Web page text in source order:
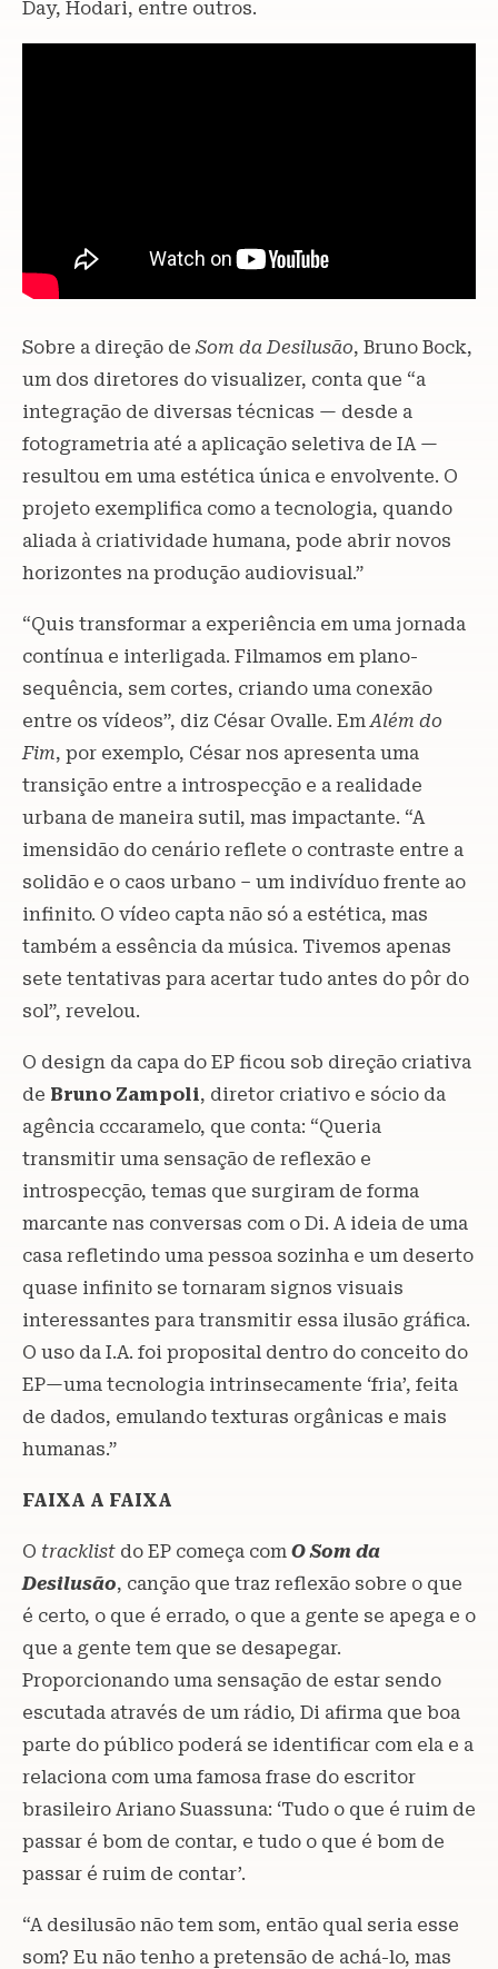
Day, Hodari, entre outros.
Sobre a direção de Som da Desilusão, Bruno Bock,
um dos diretores do visualizer, conta que “a
integração de diversas técnicas — desde a
fotogrametria até a aplicação seletiva de IA —
resultou em uma estética única e envolvente. O
projeto exemplifica como a tecnologia, quando
aliada à criatividade humana, pode abrir novos
horizontes na produção audiovisual.”
“Quis transformar a experiência em uma jornada
contínua e interligada. Filmamos em plano-
sequência, sem cortes, criando uma conexão
entre os vídeos”, diz César Ovalle. Em Além do
Fim, por exemplo, César nos apresenta uma
transição entre a introspecção e a realidade
urbana de maneira sutil, mas impactante. “A
imensidão do cenário reflete o contraste entre a
solidão e o caos urbano – um indivíduo frente ao
infinito. O vídeo capta não só a estética, mas
também a essência da música. Tivemos apenas
sete tentativas para acertar tudo antes do pôr do
sol”, revelou.
O design da capa do EP ficou sob direção criativa
de Bruno Zampoli, diretor criativo e sócio da
agência cccaramelo, que conta: “Queria
transmitir uma sensação de reflexão e
introspecção, temas que surgiram de forma
marcante nas conversas com o Di. A ideia de uma
casa refletindo uma pessoa sozinha e um deserto
quase infinito se tornaram signos visuais
interessantes para transmitir essa ilusão gráfica.
O uso da I.A. foi proposital dentro do conceito do
EP—uma tecnologia intrinsecamente ‘fria’, feita
de dados, emulando texturas orgânicas e mais
humanas.”
FAIXA A FAIXA
O tracklist do EP começa com O Som da
Desilusão, canção que traz reflexão sobre o que
é certo, o que é errado, o que a gente se apega e o
que a gente tem que se desapegar.
Proporcionando uma sensação de estar sendo
escutada através de um rádio, Di afirma que boa
parte do público poderá se identificar com ela e a
relaciona com uma famosa frase do escritor
brasileiro Ariano Suassuna: ‘Tudo o que é ruim de
passar é bom de contar, e tudo o que é bom de
passar é ruim de contar’.
“A desilusão não tem som, então qual seria esse
som? Eu não tenho a pretensão de achá-lo, mas